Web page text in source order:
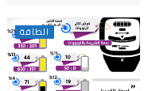
الطاقة